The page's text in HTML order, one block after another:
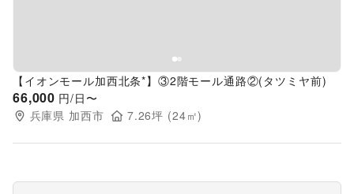
【イオンモール加西北条*】③2階モール通路②(タツミヤ前)
66,000 円/日〜
兵庫県 加西市 7.26坪 (24㎡)